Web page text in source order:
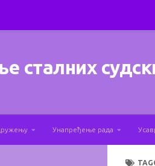
сталних
Унапређење рада